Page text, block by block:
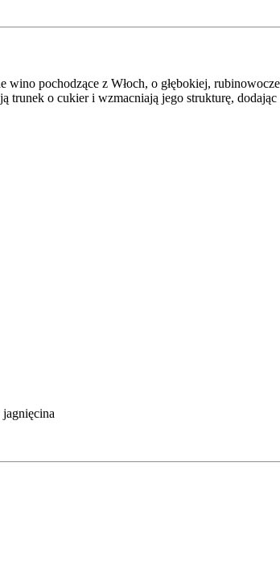
pochodzące z Włoch, o głębokiej,
trunek o cukier i wzmacniają jego strukturę,